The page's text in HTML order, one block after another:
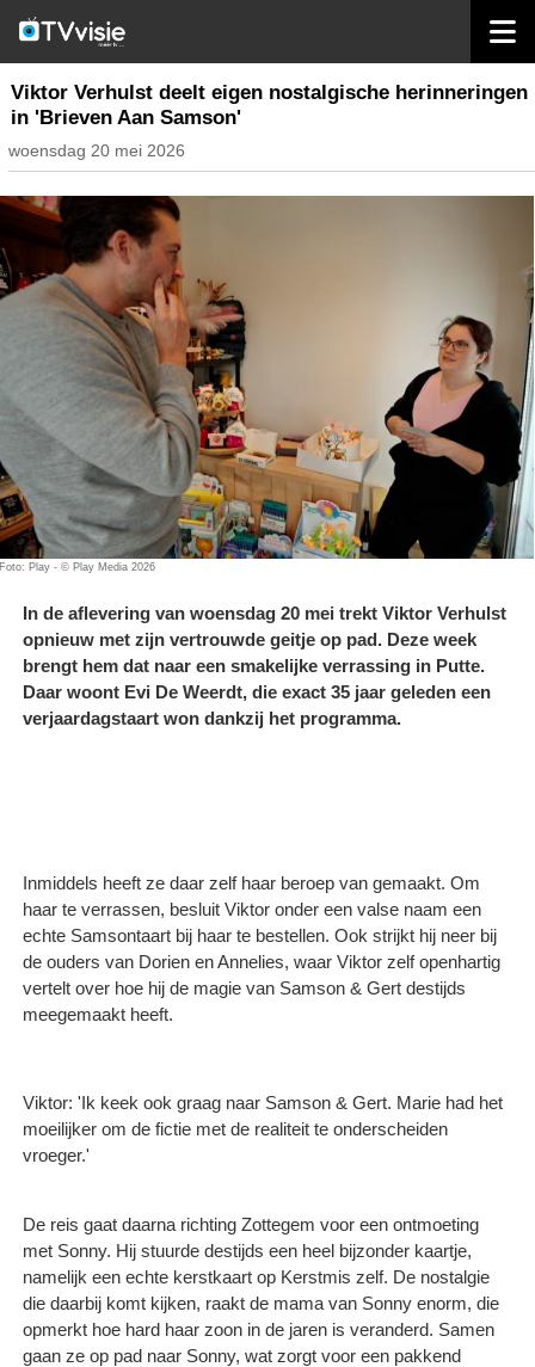
inhoud belgië
Viktor Verhulst deelt eigen nostalgische herinneringen
in 'Brieven Aan Samson'
woensdag 20 mei 2026
Foto: Play - © Play Media 2026
In de aflevering van woensdag 20 mei trekt Viktor Verhulst
opnieuw met zijn vertrouwde geitje op pad. Deze week
brengt hem dat naar een smakelijke verrassing in Putte.
Daar woont Evi De Weerdt, die exact 35 jaar geleden een
verjaardagstaart won dankzij het programma.
Inmiddels heeft ze daar zelf haar beroep van gemaakt. Om
haar te verrassen, besluit Viktor onder een valse naam een
echte Samsontaart bij haar te bestellen. Ook strijkt hij neer bij
de ouders van Dorien en Annelies, waar Viktor zelf openhartig
vertelt over hoe hij de magie van Samson & Gert destijds
meegemaakt heeft.
Viktor: 'Ik keek ook graag naar Samson & Gert. Marie had het
moeilijker om de fictie met de realiteit te onderscheiden
vroeger.'
De reis gaat daarna richting Zottegem voor een ontmoeting
met Sonny. Hij stuurde destijds een heel bijzonder kaartje,
namelijk een echte kerstkaart op Kerstmis zelf. De nostalgie
die daarbij komt kijken, raakt de mama van Sonny enorm, die
opmerkt hoe hard haar zoon in de jaren is veranderd. Samen
gaan ze op pad naar Sonny, wat zorgt voor een pakkend